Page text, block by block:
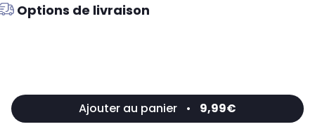
Options de livraison
Ajouter au panier • 9,99€